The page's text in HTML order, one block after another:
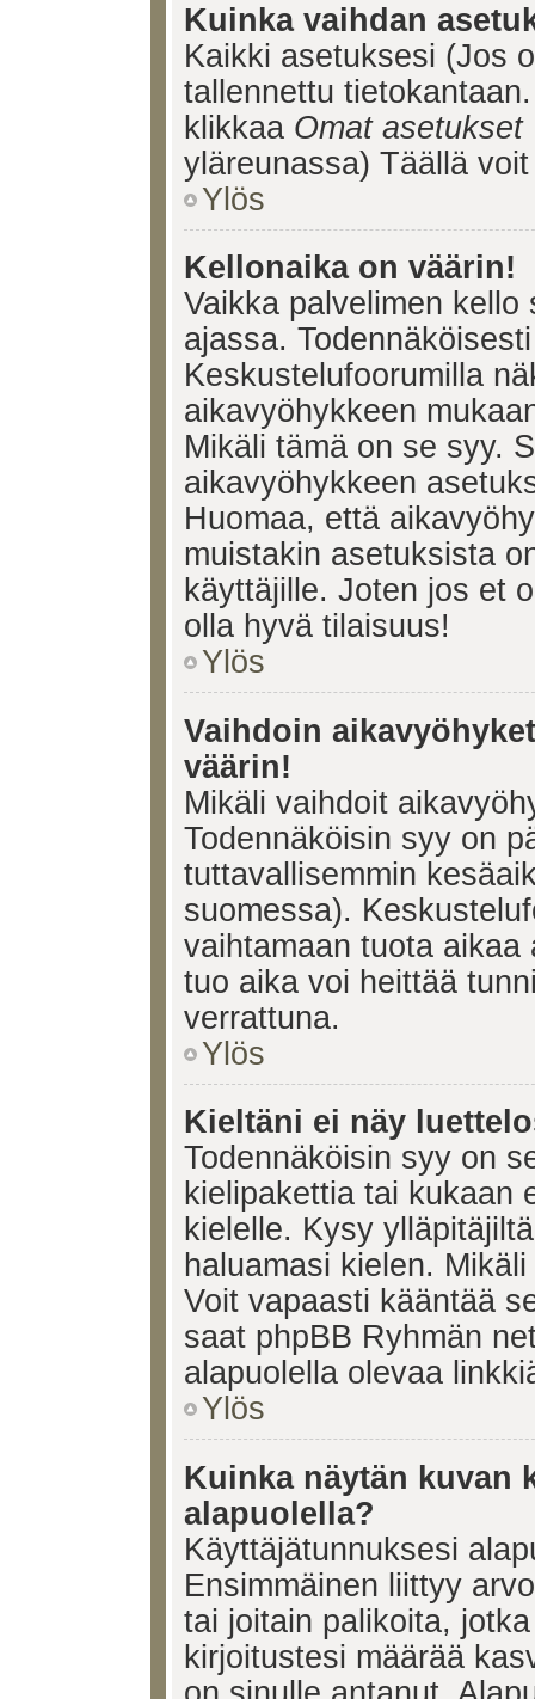
Kuinka vaihdan
Kaikki asetuksesi (Jos
tallennettu
klikkaa Omat asetukset
yläreunassa) Täällä
Ylös
Kellonaika on väärin!
Vaikka palvelimen
ajassa.
Keskustelufoorumilla
aikavyöhykkeen
Mikäli tämä on se syy.
aikavyöhykkeen
Huomaa, että
muistakin asetuksista
käyttäjille. Joten jos et
olla hyvä tilaisuus!
Ylös
Vaihdoin
väärin!
Mikäli vaihdoit
Todennäköisin syy on
tuttavallisemmin
suomessa).
vaihtamaan tuota
tuo aika voi heittää
verrattuna.
Ylös
Kieltäni ei näy
Todennäköisin syy on
kielipakettia tai kukaan
kielelle. Kysy
haluamasi kielen.
Voit vapaasti kääntää
saat phpBB Ryhmän
alapuolella olevaa
Ylös
Kuinka näytän kuvan
alapuolella?
Käyttäjätunnuksesi
Ensimmäinen liittyy
tai joitain palikoita,
kirjoitustesi määrää